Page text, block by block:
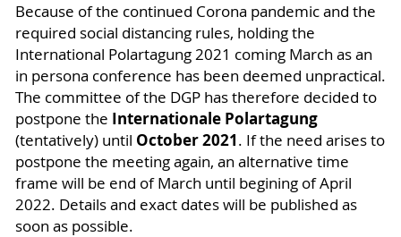
Because of the continued Corona pandemic and the
required social distancing rules, holding the
International Polartagung 2021 coming March as an
in persona conference has been deemed unpractical.
The committee of the DGP has therefore decided to
postpone the Internationale Polartagung
(tentatively) until October 2021. If the need arises to
postpone the meeting again, an alternative time
frame will be end of March until begining of April
2022. Details and exact dates will be published as
soon as possible.